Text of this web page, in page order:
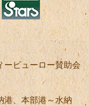
ービューロー賛助会
港、本部港～水納